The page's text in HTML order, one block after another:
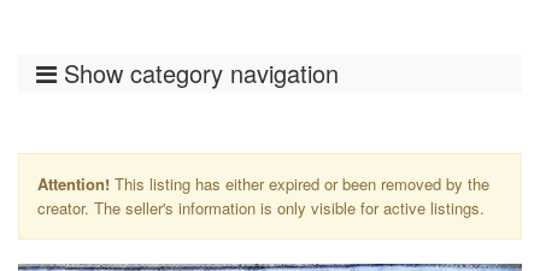
Show category navigation
Attention! This listing has either expired or been removed by the
creator. The seller's information is only visible for active listings.